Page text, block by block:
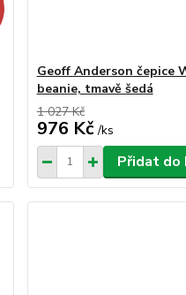
Geoff Anderson čepice
beanie, tmavě šedá
1 027 Kč
976 Kč /ks
Přidat do